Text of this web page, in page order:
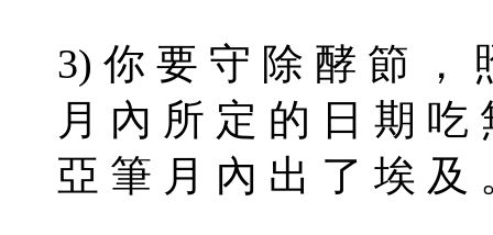
3) 你 要 守 除 酵 節 ，
月 內 所 定 的 日 期 吃
亞 筆 月 內 出 了 埃